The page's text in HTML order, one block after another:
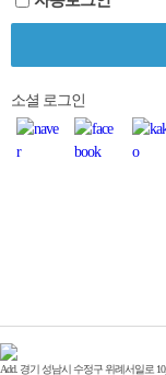
소셜 로그인
Add. 경기 성남시 수정구 위례서일로